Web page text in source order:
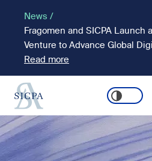
contenido
principal
News /
Fragomen and SICPA Launch
Venture to Advance Global
Read more
Main
Imagen